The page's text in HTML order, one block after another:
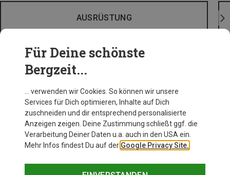
AUSRÜSTUNG
Für Deine schönste
Bergzeit...
… verwenden wir Cookies. So können wir unsere
Services für Dich optimieren, Inhalte auf Dich
zuschneiden und dir entsprechend personalisierte
Anzeigen zeigen. Deine Zustimmung schließt ggf. die
Verarbeitung Deiner Daten u.a. auch in den USA ein.
Mehr Infos findest Du auf der Google Privacy Site.